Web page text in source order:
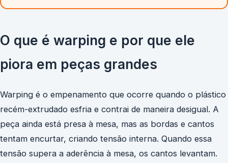
O que é warping e por que ele
piora em peças grandes
Warping é o empenamento que ocorre quando o plástico
recém-extrudado esfria e contrai de maneira desigual. A
peça ainda está presa à mesa, mas as bordas e cantos
tentam encurtar, criando tensão interna. Quando essa
tensão supera a aderência à mesa, os cantos levantam.